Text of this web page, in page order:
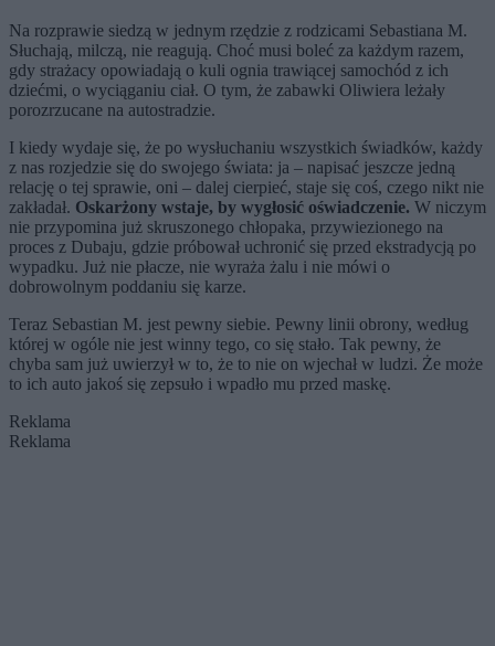
Na rozprawie siedzą w jednym rzędzie z rodzicami Sebastiana M.
Słuchają, milczą, nie reagują. Choć musi boleć za każdym razem,
gdy strażacy opowiadają o kuli ognia trawiącej samochód z ich
dziećmi, o wyciąganiu ciał. O tym, że zabawki Oliwiera leżały
porozrzucane na autostradzie.
I kiedy wydaje się, że po wysłuchaniu wszystkich świadków, każdy
z nas rozjedzie się do swojego świata: ja – napisać jeszcze jedną
relację o tej sprawie, oni – dalej cierpieć, staje się coś, czego nikt nie
zakładał. Oskarżony wstaje, by wygłosić oświadczenie. W niczym
nie przypomina już skruszonego chłopaka, przywiezionego na
proces z Dubaju, gdzie próbował uchronić się przed ekstradycją po
wypadku. Już nie płacze, nie wyraża żalu i nie mówi o
dobrowolnym poddaniu się karze.
Teraz Sebastian M. jest pewny siebie. Pewny linii obrony, według
której w ogóle nie jest winny tego, co się stało. Tak pewny, że
chyba sam już uwierzył w to, że to nie on wjechał w ludzi. Że może
to ich auto jakoś się zepsuło i wpadło mu przed maskę.
Reklama
Reklama